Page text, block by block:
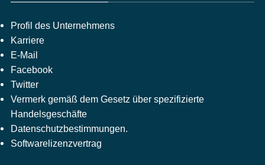
Profil des Unternehmens
Karriere
E-Mail
Facebook
Twitter
Vermerk gemäß dem Gesetz über spezifizierte
Handelsgeschäfte
Datenschutzbestimmungen.
Softwarelizenzvertrag